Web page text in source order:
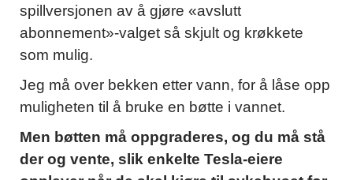
spillversjonen av å gjøre «avslutt
abonnement»-valget så skjult og krøkkete
som mulig.
Jeg må over bekken etter vann, for å låse opp
muligheten til å bruke en bøtte i vannet.
Men bøtten må oppgraderes, og du må stå
der og vente, slik enkelte Tesla-eiere